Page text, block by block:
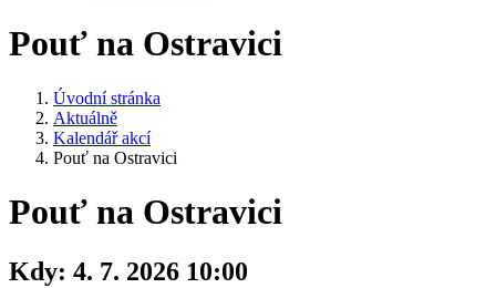
Pouť na Ostravici
Úvodní stránka
Aktuálně
Kalendář akcí
Pouť na Ostravici
Pouť na Ostravici
Kdy: 4. 7. 2026 10:00